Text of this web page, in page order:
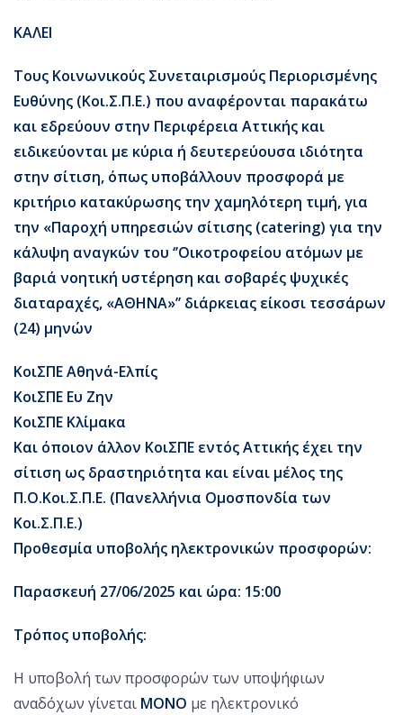
ΚΑΛΕΙ
Τους Κοινωνικούς Συνεταιρισμούς Περιορισμένης
Ευθύνης (Κοι.Σ.Π.Ε.) που αναφέρονται παρακάτω
και εδρεύουν στην Περιφέρεια Αττικής και
ειδικεύονται με κύρια ή δευτερεύουσα ιδιότητα
στην σίτιση, όπως υποβάλλουν προσφορά με
κριτήριο κατακύρωσης την χαμηλότερη τιμή, για
την «Παροχή υπηρεσιών σίτισης (catering) για την
κάλυψη αναγκών του ‘’Οικοτροφείου ατόμων με
βαριά νοητική υστέρηση και σοβαρές ψυχικές
διαταραχές, «ΑΘΗΝΑ»’’ διάρκειας είκοσι τεσσάρων
(24) μηνών
ΚοιΣΠΕ Αθηνά-Ελπίς
ΚοιΣΠΕ Ευ Ζην
ΚοιΣΠΕ Κλίμακα
Και όποιον άλλον ΚοιΣΠΕ εντός Αττικής έχει την
σίτιση ως δραστηριότητα και είναι μέλος της
Π.Ο.Κοι.Σ.Π.Ε. (Πανελλήνια Ομοσπονδία των
Κοι.Σ.Π.Ε.)
Προθεσμία υποβολής ηλεκτρονικών προσφορών:
Παρασκευή 27/06/2025 και ώρα: 15:00
Τρόπος υποβολής:
Η υποβολή των προσφορών των υποψήφιων
αναδόχων γίνεται ΜΟΝΟ με ηλεκτρονικό